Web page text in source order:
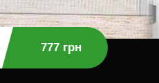
777 грн